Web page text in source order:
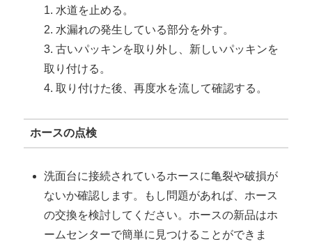
1. 水道を止める。
2. 水漏れの発生している部分を外す。
3. 古いパッキンを取り外し、新しいパッキンを
取り付ける。
4. 取り付けた後、再度水を流して確認する。
ホースの点検
洗面台に接続されているホースに亀裂や破損が
ないか確認します。もし問題があれば、ホース
の交換を検討してください。ホースの新品はホ
ームセンターで簡単に見つけることができま